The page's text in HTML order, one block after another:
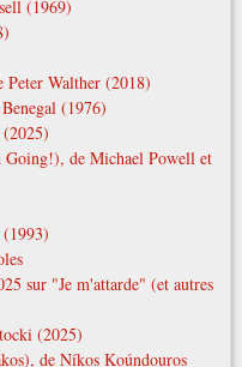
(1969)
Walther (2018)
(1976)
de Michael Powell et
sur "Je m'attarde" (et autres
(2025)
de Níkos Koúndouros